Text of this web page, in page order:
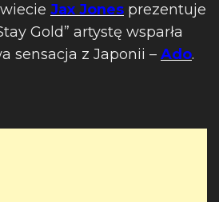
Jax Jones prezentuje
Gold” artystę wsparła
sensacja z Japonii – Ado.